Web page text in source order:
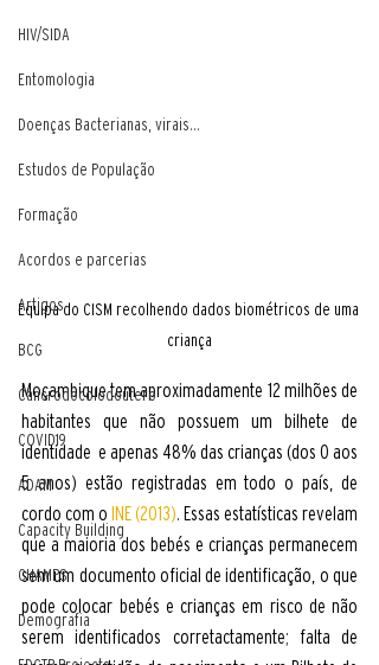
HIV/SIDA
Entomologia
Doenças Bacterianas, virais...
Estudos de População
Formação
Acordos e parcerias
Artigos
BCG
Cancrodocolodoútero
COVID19
ADAM
Capacity Building
CHAMPS
Demografia
Equipa do CISM recolhendo dados biométricos de uma
criança
Moçambique tem aproximadamente 12 milhões de
habitantes que não possuem um bilhete de
identidade  e apenas 48% das crianças (dos 0 aos
5 anos) estão registradas em todo o país, de
cordo com o INE (2013). Essas estatísticas revelam
que a maioria dos bebés e crianças permanecem
sem um documento oficial de identificação, o que
pode colocar bebés e crianças em risco de não
serem identificados corretactamente; falta de